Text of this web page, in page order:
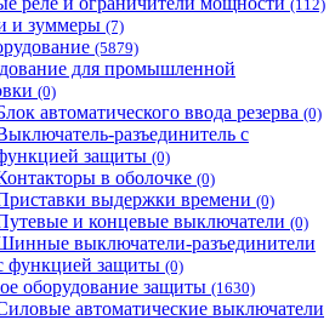
(112)
и зуммеры (7)
(5879)
для промышленной
(0)
автоматического ввода резерва (0)
разъединитель с
защиты (0)
в оболочке (0)
выдержки времени (0)
и концевые выключатели (0)
выключатели-разъединители
функцией защиты (0)
оборудование защиты (1630)
автоматические выключатели